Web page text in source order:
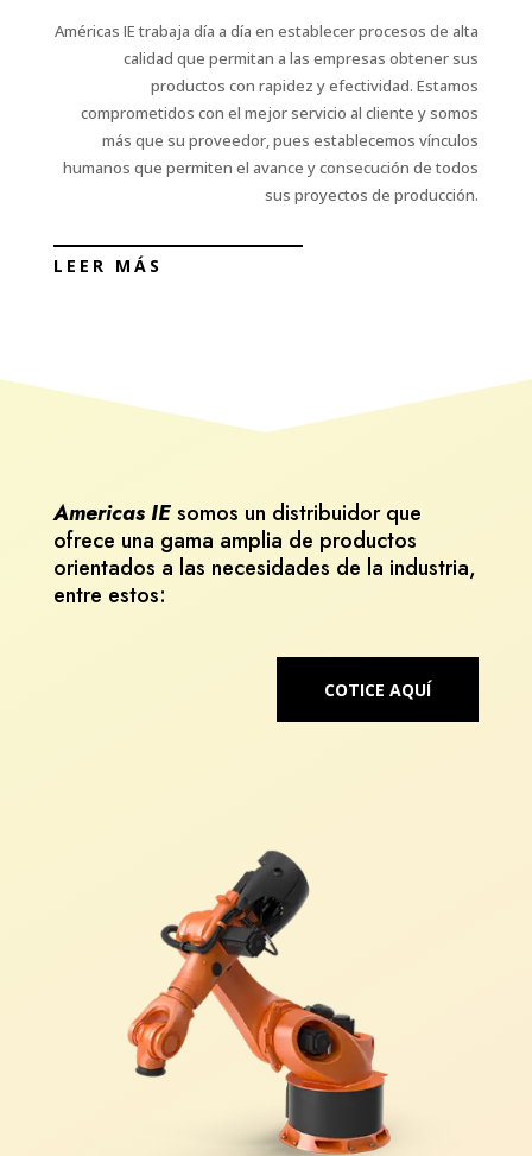
Américas IE trabaja día a día en establecer procesos de alta
calidad que permitan a las empresas obtener sus
productos con rapidez y efectividad. Estamos
comprometidos con el mejor servicio al cliente y somos
más que su proveedor, pues establecemos vínculos
humanos que permiten el avance y consecución de todos
sus proyectos de producción.
LEER MÁS
Americas IEsomos un distribuidor que
ofrece una gama amplia de productos
orientados a las necesidades de la industria,
entre estos:
COTICE AQUÍ